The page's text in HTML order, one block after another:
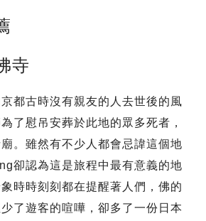
寺
都古時沒有親友的人去世後的風
了慰吊安葬於此地的眾多死者，
。雖然有不少人都會忌諱這個地
卻認為這是旅程中最有意義的地
時時刻刻都在提醒著人們，佛的
了遊客的喧嘩，卻多了一份日本